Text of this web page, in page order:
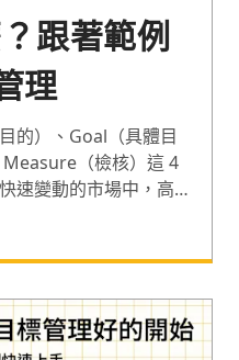
跟著範例
理
的）、Goal（具體目
（檢核）這 4
速變動的市場中，高效
具。調查顯示，缺乏敏
一，而這常是不靈活的
分享 OGSM 是什麼，
了解 OGSM 表格該怎
輕鬆加快轉型與創新